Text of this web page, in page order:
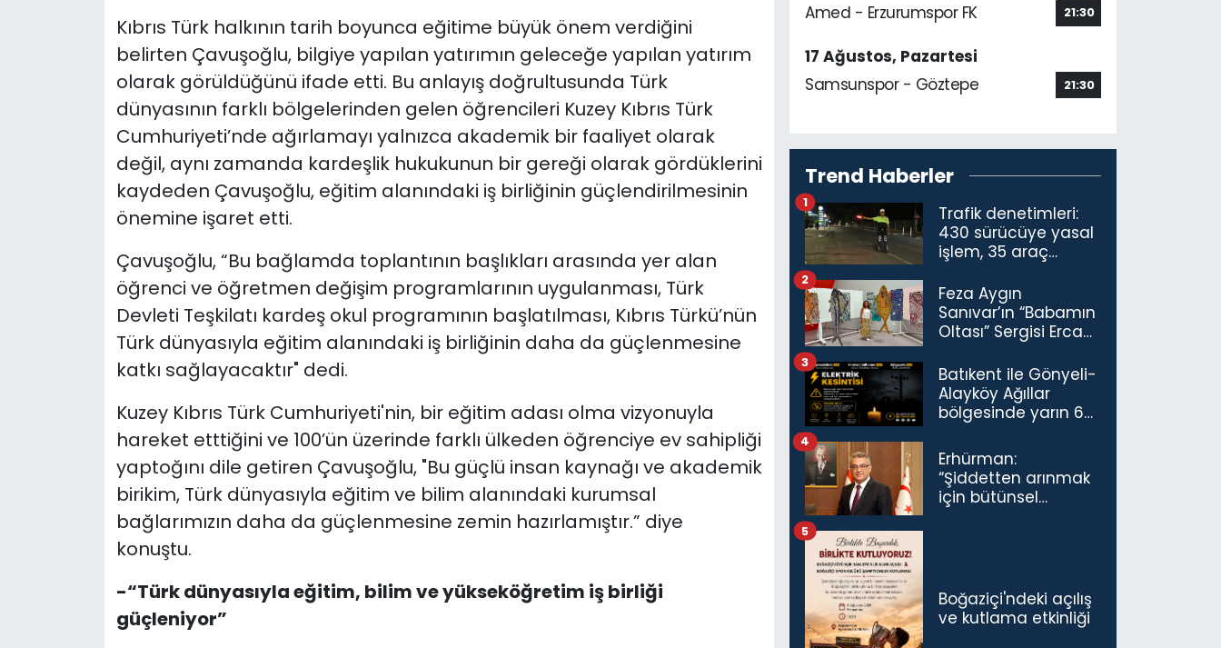
Kıbrıs Türk halkının tarih boyunca eğitime büyük önem verdiğini
belirten Çavuşoğlu, bilgiye yapılan yatırımın geleceğe yapılan yatırım
olarak görüldüğünü ifade etti. Bu anlayış doğrultusunda Türk
dünyasının farklı bölgelerinden gelen öğrencileri Kuzey Kıbrıs Türk
Cumhuriyeti’nde ağırlamayı yalnızca akademik bir faaliyet olarak
değil, aynı zamanda kardeşlik hukukunun bir gereği olarak gördüklerini
kaydeden Çavuşoğlu, eğitim alanındaki iş birliğinin güçlendirilmesinin
önemine işaret etti.
Çavuşoğlu, “Bu bağlamda toplantının başlıkları arasında yer alan
öğrenci ve öğretmen değişim programlarının uygulanması, Türk
Devleti Teşkilatı kardeş okul programının başlatılması, Kıbrıs Türkü’nün
Türk dünyasıyla eğitim alanındaki iş birliğinin daha da güçlenmesine
katkı sağlayacaktır" dedi.
Kuzey Kıbrıs Türk Cumhuriyeti'nin, bir eğitim adası olma vizyonuyla
hareket etttiğini ve 100’ün üzerinde farklı ülkeden öğrenciye ev sahipliği
yaptoğını dile getiren Çavuşoğlu, "Bu güçlü insan kaynağı ve akademik
birikim, Türk dünyasıyla eğitim ve bilim alanındaki kurumsal
bağlarımızın daha da güçlenmesine zemin hazırlamıştır.” diye
konuştu.
-“Türk dünyasıyla eğitim, bilim ve yükseköğretim iş birliği
güçleniyor”
Amed - Erzurumspor FK 21:30
17 Ağustos, Pazartesi
Samsunspor - Göztepe
21:30
Trend Haberler
Trafik denetimleri:
430 sürücüye yasal
işlem, 35 araç
1
Feza Aygın
Sanıvar’ın “Babamın
Oltası” Sergisi Ercan
Açıldı
2
Batıkent ile Gönyeli-
Alayköy Ağıllar
bölgesinde yarın 6
kesintisi…
3
Erhürman:
“Şiddetten arınmak
için bütünsel
4
Boğaziçi'ndeki açılış
ve kutlama etkinliği
5